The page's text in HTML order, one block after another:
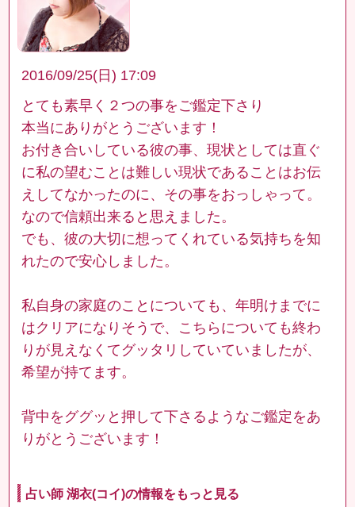
2016/09/25(日) 17:09
とても素早く２つの事をご鑑定下さり
本当にありがとうございます！
お付き合いしている彼の事、現状としては直ぐ
に私の望むことは難しい現状であることはお伝
えしてなかったのに、その事をおっしゃって。
なので信頼出来ると思えました。
でも、彼の大切に想ってくれている気持ちを知
れたので安心しました。
私自身の家庭のことについても、年明けまでに
はクリアになりそうで、こちらについても終わ
りが見えなくてグッタリしていていましたが、
希望が持てます。
背中をググッと押して下さるようなご鑑定をあ
りがとうございます！
占い師 湖衣(コイ)の情報をもっと見る